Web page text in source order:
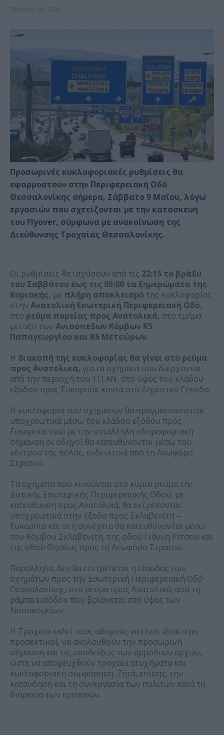
Προσωρινές κυκλοφοριακές ρυθμίσεις θα
εφαρμοστούν στην Περιφερειακή Οδό
Θεσσαλονίκης σήμερα, Σάββατο 9 Μαΐου, λόγω
εργασιών που σχετίζονται με την κατασκευή
του Flyover, σύμφωνα με ανακοίνωση της
Διεύθυνσης Τροχαίας Θεσσαλονίκης.
Οι ρυθμίσεις θα ισχύσουν από τις 22:15 το βράδυ
του Σαββάτου έως τις 05:00 τα ξημερώματα της
Κυριακής, με πλήρη αποκλεισμό της κυκλοφορίας
στην Ανατολική Εσωτερική Περιφερειακή Οδό,
στο ρεύμα πορείας προς Ανατολικά, στο τμήμα
μεταξύ των Ανισόπεδων Κόμβων Κ5
Παπαγεωργίου και Κ6 Μετεώρων.
Η διακοπή της κυκλοφορίας θα γίνει στο ρεύμα
προς Ανατολικά, για τα οχήματα που διέρχονται
από την περιοχή του ΤΙΤΑΝ, στο ύψος του κλάδου
εξόδου προς Ευκαρπία, κοντά στο Δημοτικό Γήπεδο.
Η κυκλοφορία των οχημάτων θα πραγματοποιείται
υποχρεωτικά μέσω του κλάδου εξόδου προς
Ευκαρπία, ενώ με την κατάλληλη πληροφοριακή
σήμανση οι οδηγοί θα κατευθύνονται μέσω του
κέντρου της πόλης, ενδεικτικά από τη Λεωφόρο
Στρατού.
Τα οχήματα που κινούνται στο κύριο ρεύμα της
Δυτικής Εσωτερικής Περιφερειακής Οδού, με
κατεύθυνση προς Ανατολικά, θα εκτρέπονται
υποχρεωτικά στην έξοδο προς Σκλαβενίτη –
Ευκαρπία και στη συνέχεια θα κατευθύνονται μέσω
του Κόμβου Σκλαβενίτη, της οδού Γιάννη Ρίτσου και
της οδού Θησέως προς τη Λεωφόρο Στρατού.
Παράλληλα, δεν θα επιτρέπεται η είσοδος των
οχημάτων προς την Εσωτερική Περιφερειακή Οδό
Θεσσαλονίκης, στο ρεύμα προς Ανατολικά, από τη
ράμπα εισόδου που βρίσκεται στο ύψος των
Νοσοκομείων.
Η Τροχαία καλεί τους οδηγούς να είναι ιδιαίτερα
προσεκτικοί, να ακολουθούν την προσωρινή
σήμανση και τις υποδείξεις των αρμόδιων αρχών,
ώστε να αποφευχθούν τροχαία ατυχήματα και
κυκλοφοριακή συμφόρηση. Ζητά, επίσης, την
κατανόηση και τη συνεργασία των πολιτών κατά τη
διάρκεια των εργασιών.